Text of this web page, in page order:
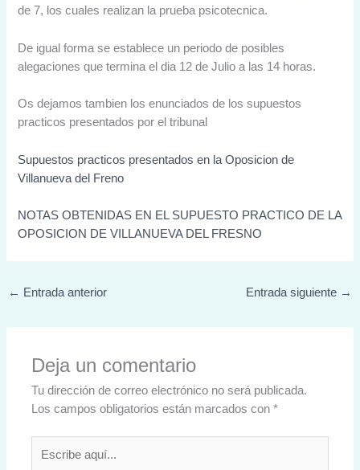
de 7, los cuales realizan la prueba psicotecnica.
De igual forma se establece un periodo de posibles
alegaciones que termina el dia 12 de Julio a las 14 horas.
Os dejamos tambien los enunciados de los supuestos
practicos presentados por el tribunal
Supuestos practicos presentados en la Oposicion de
Villanueva del Freno
NOTAS OBTENIDAS EN EL SUPUESTO PRACTICO DE LA
OPOSICION DE VILLANUEVA DEL FRESNO
← Entrada anterior Entrada siguiente →
Deja un comentario
Tu dirección de correo electrónico no será publicada.
Los campos obligatorios están marcados con*
aquí...